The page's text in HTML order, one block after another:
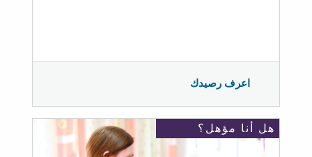
اعرف رصيدك
هل أنا مؤهل؟